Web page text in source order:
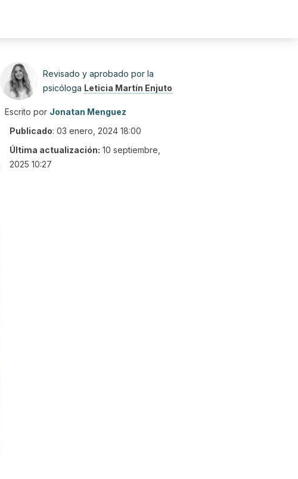
Revisado y aprobado por la
psicóloga Leticia Martín Enjuto
Escrito por Jonatan Menguez
Publicado: 03 enero, 2024 18:00
Última actualización: 10 septiembre,
2025 10:27